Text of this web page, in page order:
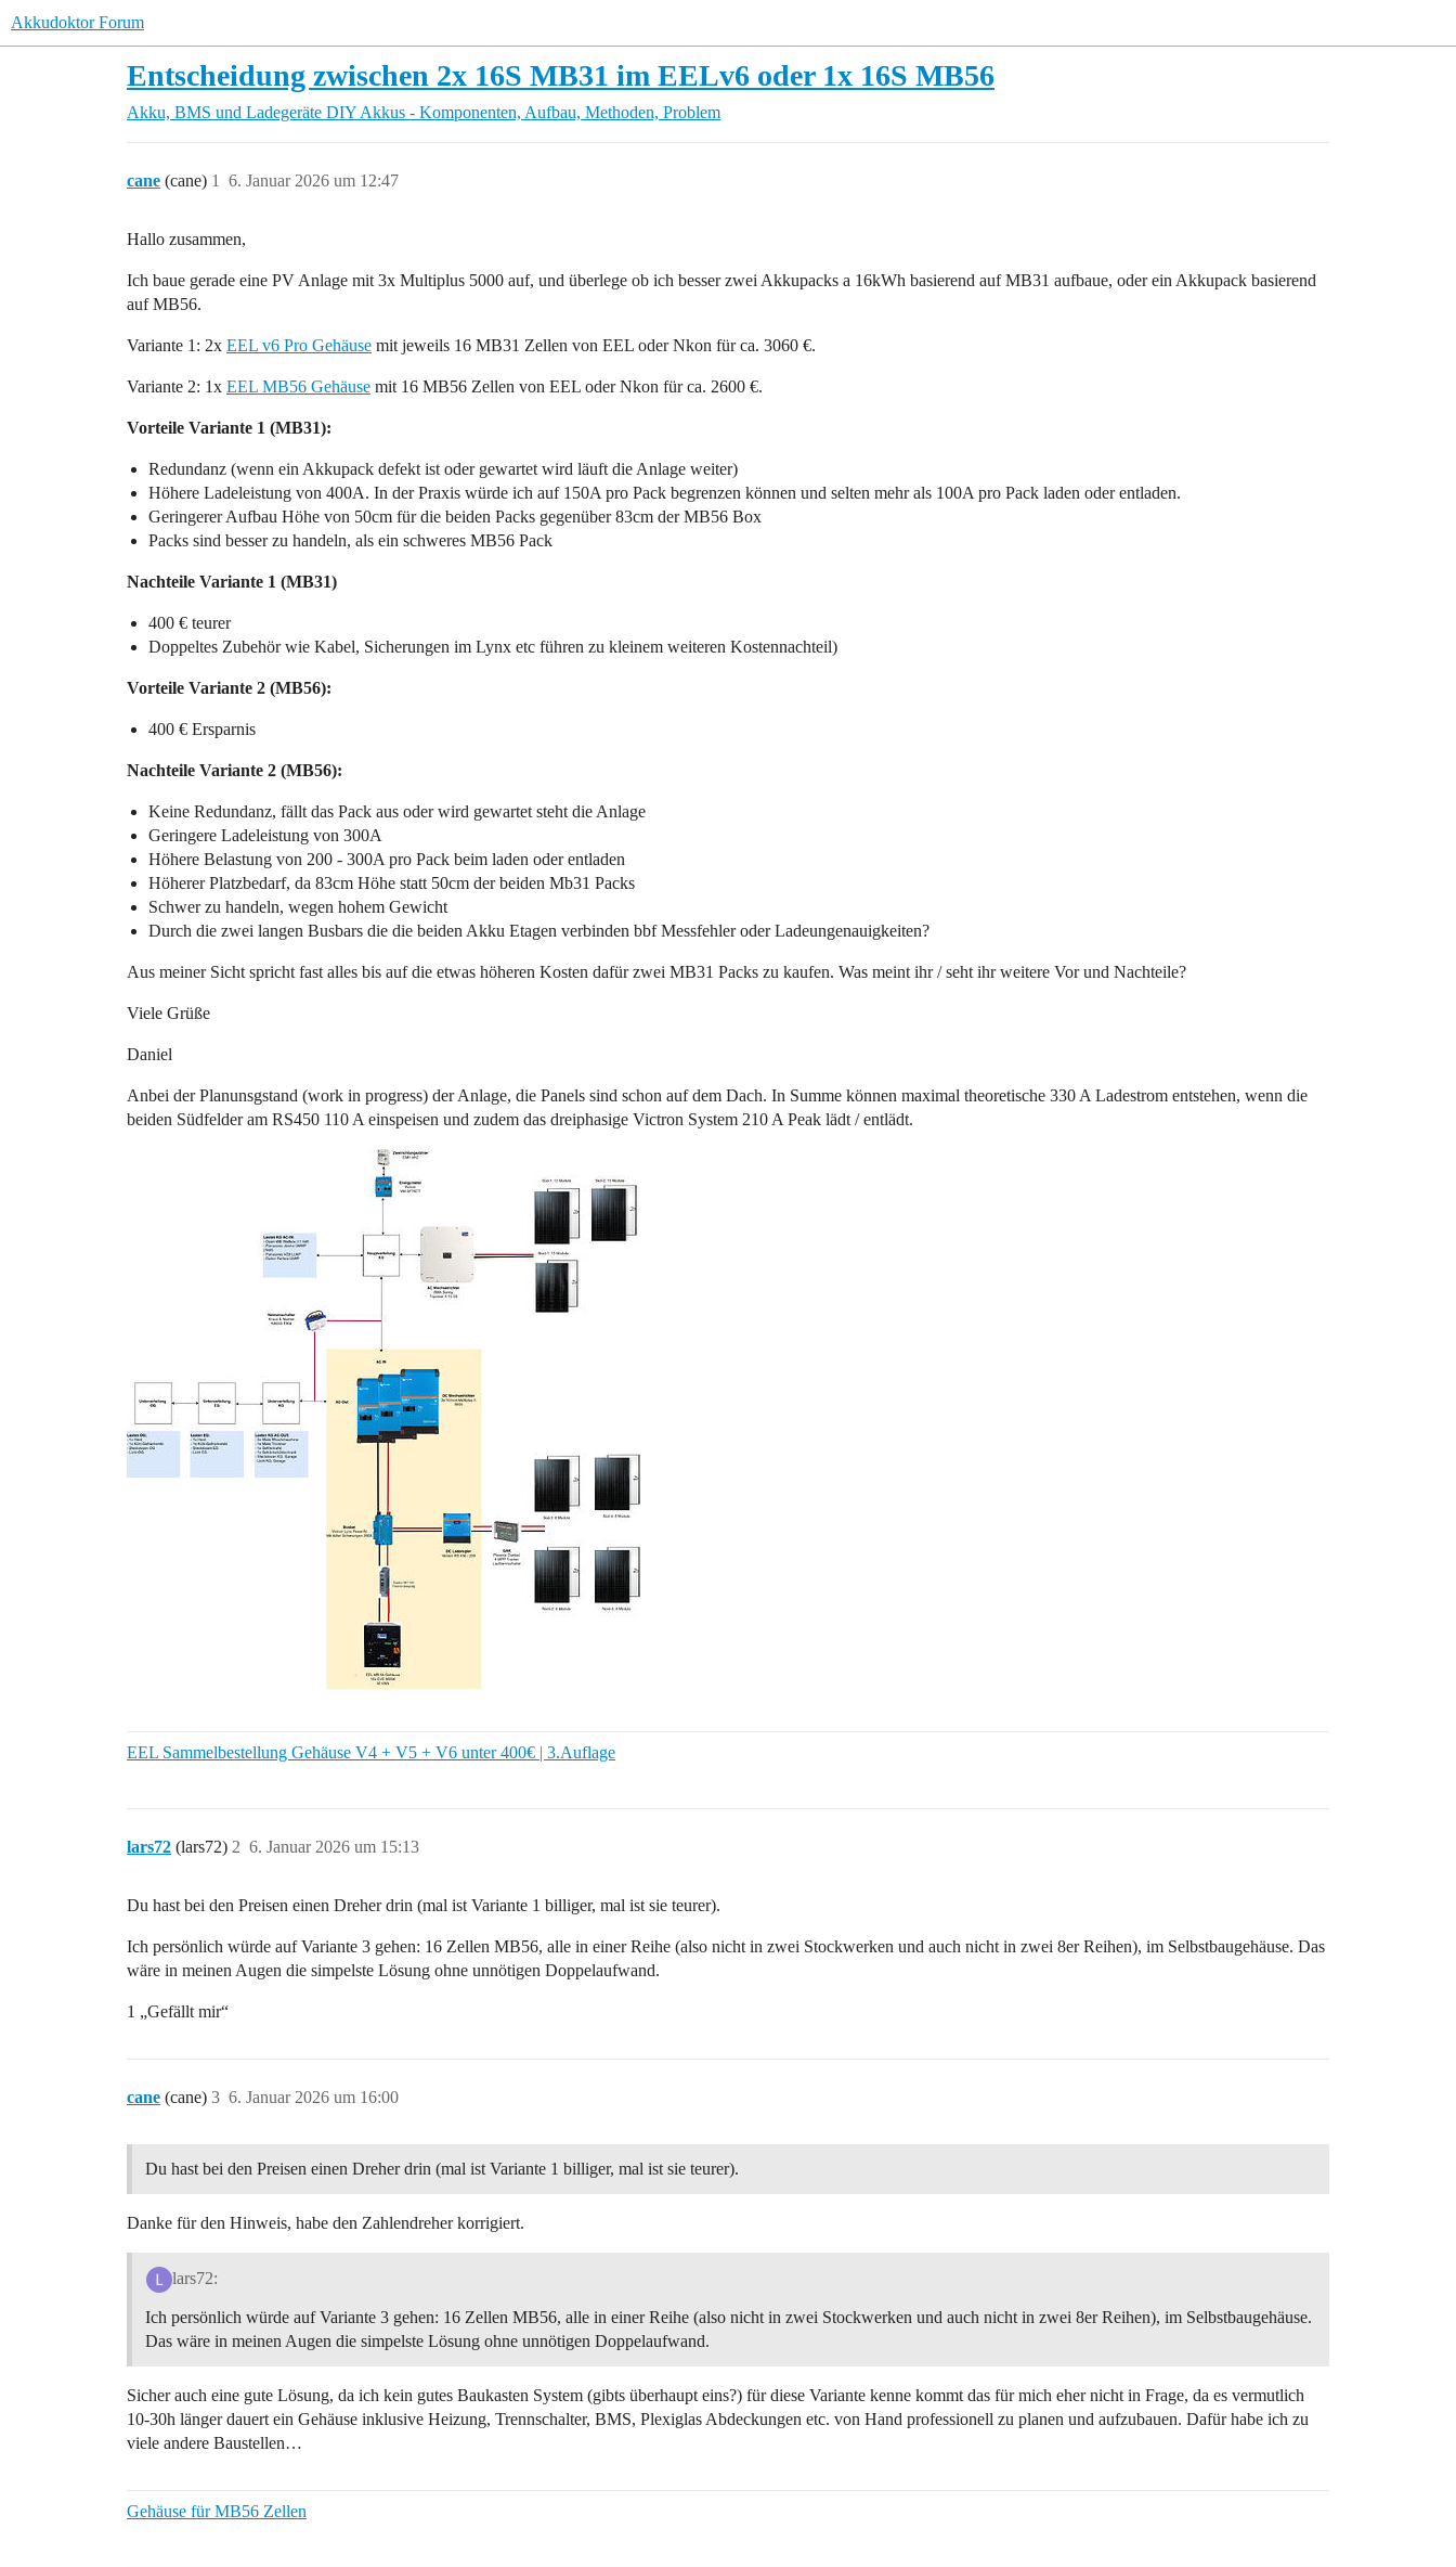
Akkudoktor Forum
Entscheidung zwischen 2x 16S MB31 im EELv6 oder 1x 16S MB56
Akku, BMS und Ladegeräte DIY Akkus - Komponenten, Aufbau, Methoden, Problem
cane (cane) 6. Januar 2026 um 12:47
1
Hallo zusammen,
Ich baue gerade eine PV Anlage mit 3x Multiplus 5000 auf, und überlege ob ich besser zwei Akkupacks a 16kWh basierend auf MB31 aufbaue, oder ein Akkupack basierend
auf MB56.
Variante 1: 2x EEL v6 Pro Gehäuse mit jeweils 16 MB31 Zellen von EEL oder Nkon für ca. 3060 €.
Variante 2: 1x EEL MB56 Gehäuse mit 16 MB56 Zellen von EEL oder Nkon für ca. 2600 €.
Vorteile Variante 1 (MB31):
Redundanz (wenn ein Akkupack defekt ist oder gewartet wird läuft die Anlage weiter)
Höhere Ladeleistung von 400A. In der Praxis würde ich auf 150A pro Pack begrenzen können und selten mehr als 100A pro Pack laden oder entladen.
Geringerer Aufbau Höhe von 50cm für die beiden Packs gegenüber 83cm der MB56 Box
Packs sind besser zu handeln, als ein schweres MB56 Pack
Nachteile Variante 1 (MB31)
400 € teurer
Doppeltes Zubehör wie Kabel, Sicherungen im Lynx etc führen zu kleinem weiteren Kostennachteil)
Vorteile Variante 2 (MB56):
400 € Ersparnis
Nachteile Variante 2 (MB56):
Keine Redundanz, fällt das Pack aus oder wird gewartet steht die Anlage
Geringere Ladeleistung von 300A
Höhere Belastung von 200 - 300A pro Pack beim laden oder entladen
Höherer Platzbedarf, da 83cm Höhe statt 50cm der beiden Mb31 Packs
Schwer zu handeln, wegen hohem Gewicht
Durch die zwei langen Busbars die die beiden Akku Etagen verbinden bbf Messfehler oder Ladeungenauigkeiten?
Aus meiner Sicht spricht fast alles bis auf die etwas höheren Kosten dafür zwei MB31 Packs zu kaufen. Was meint ihr / seht ihr weitere Vor und Nachteile?
Viele Grüße
Daniel
Anbei der Planunsgstand (work in progress) der Anlage, die Panels sind schon auf dem Dach. In Summe können maximal theoretische 330 A Ladestrom entstehen, wenn die
beiden Südfelder am RS450 110 A einspeisen und zudem das dreiphasige Victron System 210 A Peak lädt / entlädt.
EEL Sammelbestellung Gehäuse V4 + V5 + V6 unter 400€ | 3.Auflage
lars72 (lars72) 6. Januar 2026 um 15:13
2
Du hast bei den Preisen einen Dreher drin (mal ist Variante 1 billiger, mal ist sie teurer).
Ich persönlich würde auf Variante 3 gehen: 16 Zellen MB56, alle in einer Reihe (also nicht in zwei Stockwerken und auch nicht in zwei 8er Reihen), im Selbstbaugehäuse. Das
wäre in meinen Augen die simpelste Lösung ohne unnötigen Doppelaufwand.
1 „Gefällt mir“
cane (cane) 6. Januar 2026 um 16:00
3
Du hast bei den Preisen einen Dreher drin (mal ist Variante 1 billiger, mal ist sie teurer).
Danke für den Hinweis, habe den Zahlendreher korrigiert.
lars72:
Ich persönlich würde auf Variante 3 gehen: 16 Zellen MB56, alle in einer Reihe (also nicht in zwei Stockwerken und auch nicht in zwei 8er Reihen), im Selbstbaugehäuse.
Das wäre in meinen Augen die simpelste Lösung ohne unnötigen Doppelaufwand.
Sicher auch eine gute Lösung, da ich kein gutes Baukasten System (gibts überhaupt eins?) für diese Variante kenne kommt das für mich eher nicht in Frage, da es vermutlich
10-30h länger dauert ein Gehäuse inklusive Heizung, Trennschalter, BMS, Plexiglas Abdeckungen etc. von Hand professionell zu planen und aufzubauen. Dafür habe ich zu
viele andere Baustellen…
Gehäuse für MB56 Zellen